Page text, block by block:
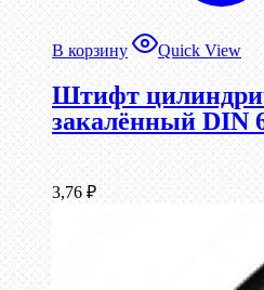
В корзину Quick View
Штифт
закалённый DIN
3,76 ₽